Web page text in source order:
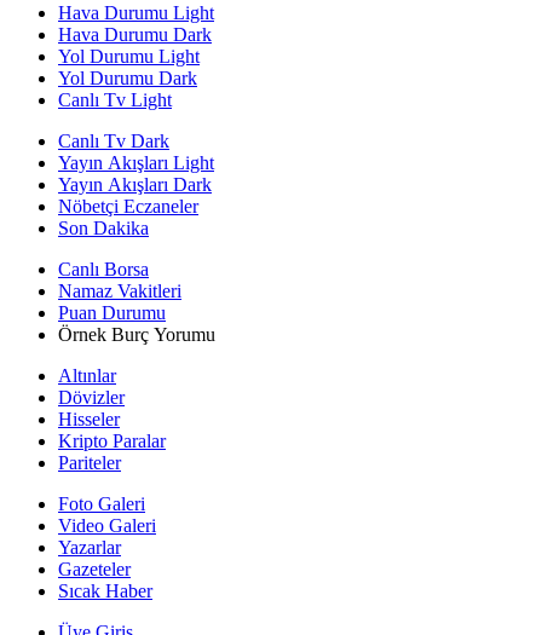
Hava Durumu Light
Hava Durumu Dark
Yol Durumu Light
Yol Durumu Dark
Canlı Tv Light
Canlı Tv Dark
Yayın Akışları Light
Yayın Akışları Dark
Nöbetçi Eczaneler
Son Dakika
Canlı Borsa
Namaz Vakitleri
Puan Durumu
Örnek Burç Yorumu
Altınlar
Dövizler
Hisseler
Kripto Paralar
Pariteler
Foto Galeri
Video Galeri
Yazarlar
Gazeteler
Sıcak Haber